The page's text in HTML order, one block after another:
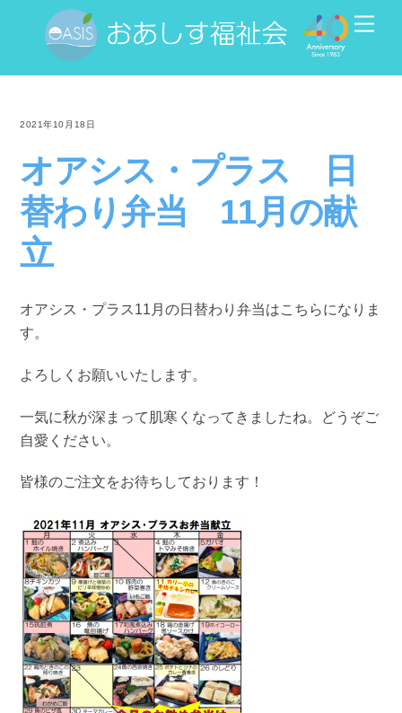
2021年10月18日
オアシス・プラス 日
替わり弁当 11月の献
立
オアシス・プラス11月の日替わり弁当はこちらになりま
す。
よろしくお願いいたします。
一気に秋が深まって肌寒くなってきましたね。どうぞご
自愛ください。
皆様のご注文をお待ちしております！